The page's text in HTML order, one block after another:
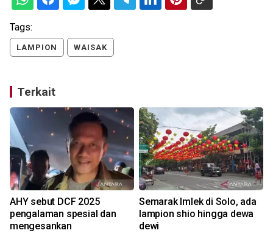
Tags:
LAMPION WAISAK
Terkait
AHY sebut DCF 2025
pengalaman spesial dan
mengesankan
Semarak Imlek di Solo, ada
lampion shio hingga dewa
dewi